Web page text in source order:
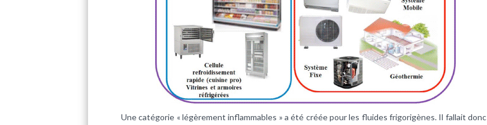
Une catégorie « légèrement inflammables » a été créée pour les fluides frigorigènes. Il fallait donc